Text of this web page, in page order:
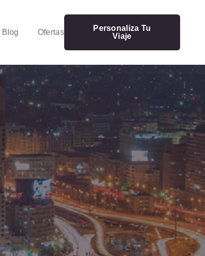
Blog Ofertas
Personaliza Tu
Viaje